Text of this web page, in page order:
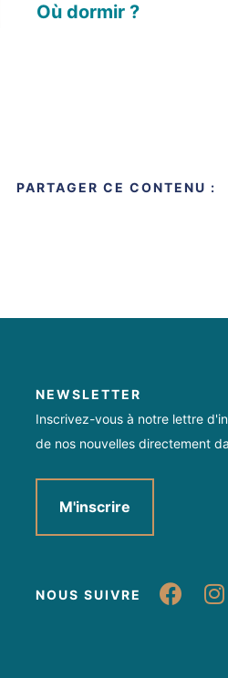
Où dormir ?
PARTAGER CE CONTENU :
NEWSLETTER
Inscrivez-vous à notre lettre
de nos nouvelles directement
M'inscrire
NOUS SUIVRE